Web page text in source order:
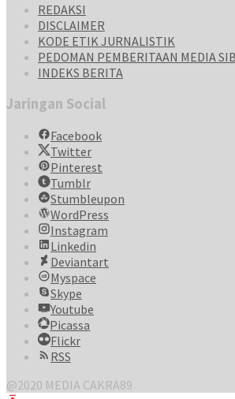
REDAKSI
DISCLAIMER
KODE ETIK JURNALISTIK
PEDOMAN PEMBERITAAN MEDIA
INDEKS BERITA
Jaringan Social
Facebook
Twitter
Pinterest
Tumblr
Stumbleupon
WordPress
Instagram
Linkedin
Deviantart
Myspace
Skype
Youtube
Picassa
Flickr
RSS
@2020 MEDIA CAKRA89